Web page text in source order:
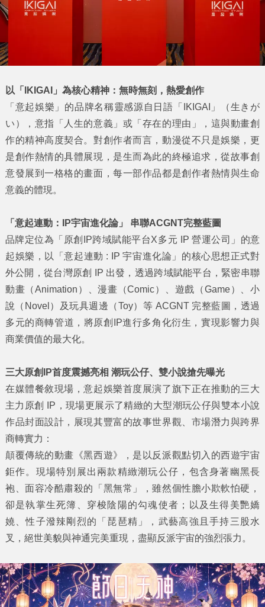
以「 IKIGAI
」為核心精神：無時無刻，熱愛創作
「意起娛樂」的品牌名稱靈感源自日語「IKIGAI」（生きが
い），意指「人生的意義」或「存在的理由」，這與動畫創
作的精神高度契合。對創作者而言，動漫從不只是娛樂，更
是創作熱情的具體展現，是生而為此的終極追求，從故事創
意發展到一格格的畫面，每一部作品都是創作者熱情與生命
意義的體現。
「意起連動： IP宇宙進化論」 串聯ACGNT完整藍圖
品牌定位為「原創IP跨域賦能平台X多元 IP 營運公司」的意
起娛樂，以「意起連動 : IP 宇宙進化論」的核心思想正式對
外公開，從台灣原創 IP 出發，透過跨域賦能平台，緊密串聯
動畫（Animation）、漫畫（Comic）、遊戲（Game）、小
說（Novel）及玩具週邊（Toy）等 ACGNT 完整藍圖，透過
多元的商轉管道，將原創IP進行多角化衍生，實現影響力與
商業價值的最大化。
三大原創 IP首度震撼亮相 潮玩公仔、雙小說搶先曝光
在媒體餐敘現場，意起娛樂首度展演了旗下正在推動的三大
主力原創 IP，現場更展示了精緻的大型潮玩公仔與雙本小說
作品封面設計，展現其豐富的故事世界觀、市場潛力與跨界
商轉實力：
顛覆傳統的動畫《黑西遊》，是以反派觀點切入的西遊宇宙
鉅作。現場特別展出兩款精緻潮玩公仔，包含身著幽黑長
袍、面容冷酷肅殺的「黑無常」，雖然個性膽小欺軟怕硬，
卻是執掌生死簿、穿梭陰陽的勾魂使者；以及生得美艷嬌
嬈、性子潑辣剛烈的「琵琶精」，武藝高強且手持三股水
叉，絕世美貌與神通完美重現，盡顯反派宇宙的強烈張力。